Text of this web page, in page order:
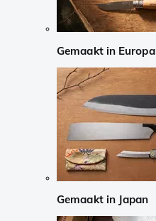
Gemaakt in Europa
Gemaakt in Japan